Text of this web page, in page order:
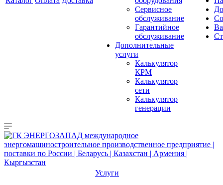
Сервисное
обслуживание
Гарантийное
обслуживание
Дополнительные
услуги
Калькулятор
КРМ
Калькулятор
сети
Калькулятор
генерации
Услуги